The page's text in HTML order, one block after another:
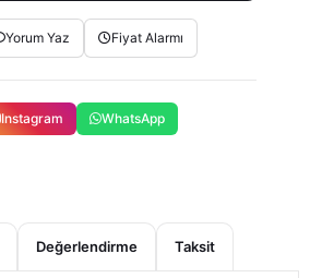
Yorum Yaz Fiyat Alarmı
Instagram WhatsApp
Değerlendirme